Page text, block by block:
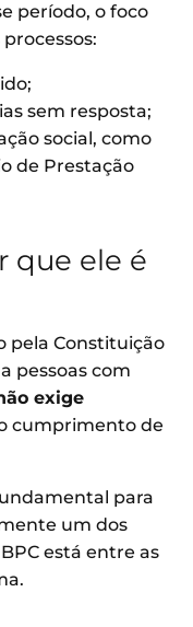
período, o foco
sem resposta;
social, como
de Prestação
que ele é
pela Constituição
pessoas com
exige
cumprimento de
para
um dos
está entre as